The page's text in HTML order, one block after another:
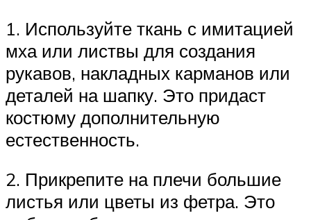
1. Используйте ткань с имитацией
мха или листвы для создания
рукавов, накладных карманов или
деталей на шапку. Это придаст
костюму дополнительную
естественность.
2. Прикрепите на плечи большие
листья или цветы из фетра. Это